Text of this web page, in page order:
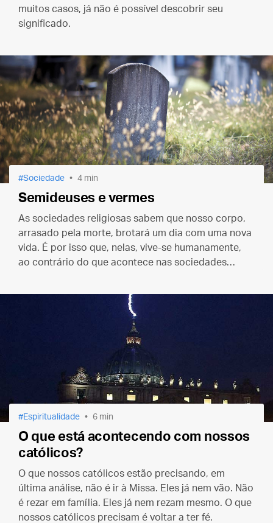
muitos casos, já não é possível descobrir seu
significado.
Sociedade 4 min
Semideuses e vermes
As sociedades religiosas sabem que nosso corpo,
arrasado pela morte, brotará um dia com uma nova
vida. É por isso que, nelas, vive-se humanamente,
ao contrário do que acontece nas sociedades
Espiritualidade 6 min
O que está acontecendo com nossos
católicos?
O que nossos católicos estão precisando, em
última análise, não é ir à Missa. Eles já nem vão. Não
é rezar em família. Eles já nem rezam mesmo. O que
nossos católicos precisam é voltar a ter fé.